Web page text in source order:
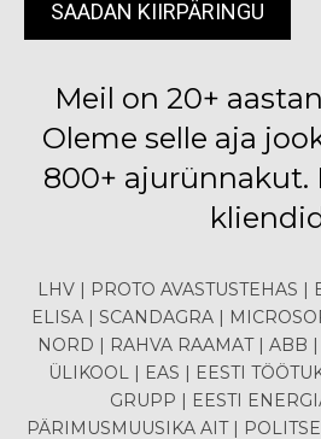
Meil on 20+
Oleme selle aja
800+ ajurünnakut.
LHV | PROTO AVASTUSTEHAS
ELISA | SCANDAGRA |
NORD | RAHVA RAAMAT | ABB
ÜLIKOOL | EAS | EESTI
GRUPP | EESTI
PÄRIMUSMUUSIKA AIT |